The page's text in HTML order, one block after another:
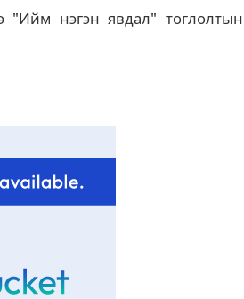
"Ийм нэгэн явдал" тоглолтын